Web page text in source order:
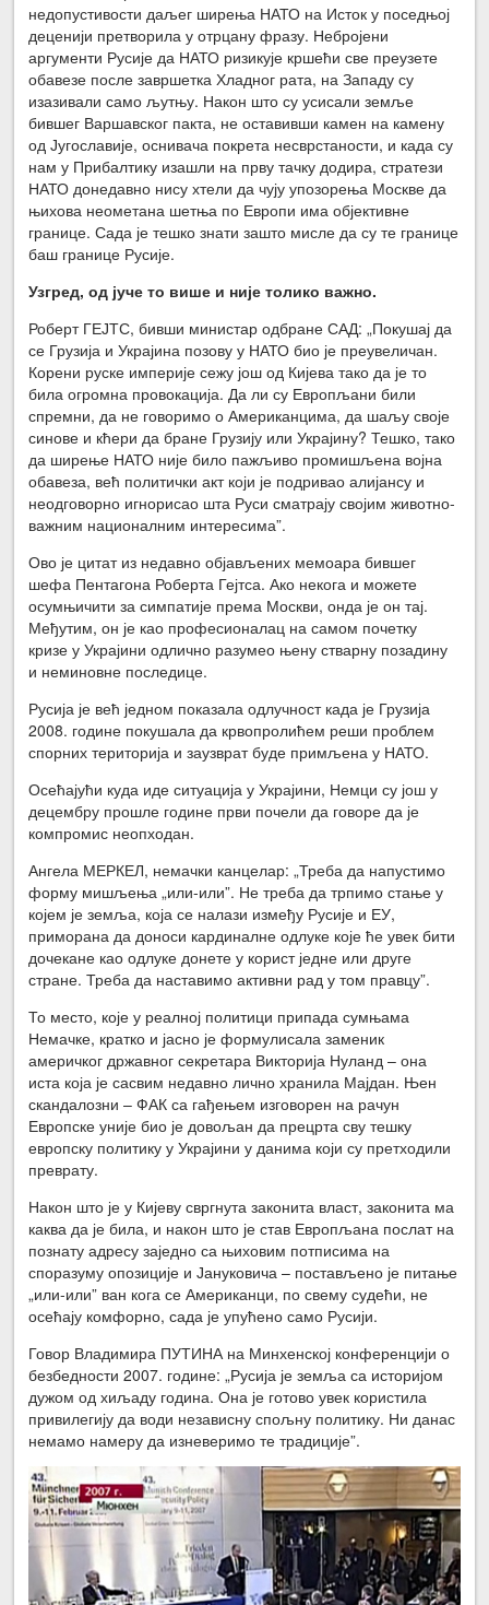
недопустивости даљег ширења НАТО на Исток у поседњој
деценији претворила у отрцану фразу. Небројени
аргументи Русије да НАТО ризикује кршећи све преузете
обавезе после завршетка Хладног рата, на Западу су
изазивали само љутњу. Након што су усисали земље
бившег Варшавског пакта, не оставивши камен на камену
од Југославије, оснивача покрета несврстаности, и када су
нам у Прибалтику изашли на прву тачку додира, стратези
НАТО донедавно нису хтели да чују упозорења Москве да
њихова неометана шетња по Европи има објективне
границе. Сада је тешко знати зашто мисле да су те границе
баш границе Русије.
Узгред, од јуче то више и није толико важно.
Роберт ГЕЈТС, бивши министар одбране САД: „Покушај да
се Грузија и Украјина позову у НАТО био је преувеличан.
Корени руске империје сежу још од Кијева тако да је то
била огромна провокација. Да ли су Европљани били
спремни, да не говоримо о Американцима, да шаљу своје
синове и кћери да бране Грузију или Украјину? Тешко, тако
да ширење НАТО није било пажљиво промишљена војна
обавеза, већ политички акт који је подривао алијансу и
неодговорно игнорисао шта Руси сматрају својим животно-
важним националним интересима”.
Ово је цитат из недавно објављених мемоара бившег
шефа Пентагона Роберта Гејтса. Ако некога и можете
осумњичити за симпатије према Москви, онда је он тај.
Међутим, он је као професионалац на самом почетку
кризе у Украјини одлично разумео њену стварну позадину
и неминовне последице.
Русија је већ једном показала одлучност када је Грузија
2008. године покушала да крвопролићем реши проблем
спорних територија и заузврат буде примљена у НАТО.
Осећајући куда иде ситуација у Украјини, Немци су још у
децембру прошле године први почели да говоре да је
компромис неопходан.
Ангела МЕРКЕЛ, немачки канцелар: „Треба да напустимо
форму мишљења „или-или”. Не треба да трпимо стање у
којем је земља, која се налази између Русије и ЕУ,
приморана да доноси кардиналне одлуке које ће увек бити
дочекане као одлуке донете у корист једне или друге
стране. Треба да наставимо активни рад у том правцу”.
То место, које у реалној политици припада сумњама
Немачке, кратко и јасно је формулисала заменик
америчког државног секретара Викторија Нуланд – она
иста која је сасвим недавно лично хранила Мајдан. Њен
скандалозни – ФАК са гађењем изговорен на рачун
Европске уније био је довољан да прецрта сву тешку
европску политику у Украјини у данима који су претходили
преврату.
Након што је у Кијеву свргнута законита власт, законита ма
каква да је била, и након што је став Европљана послат на
познату адресу заједно са њиховим потписима на
споразуму опозиције и Јануковича – постављено је питање
„или-или” ван кога се Американци, по свему судећи, не
осећају комфорно, сада је упућено само Русији.
Говор Владимира ПУТИНА на Минхенској конференцији о
безбедности 2007. године: „Русија је земља са историјом
дужом од хиљаду година. Она је готово увек користила
привилегију да води независну спољну политику. Ни данас
немамо намеру да изневеримо те традиције”.